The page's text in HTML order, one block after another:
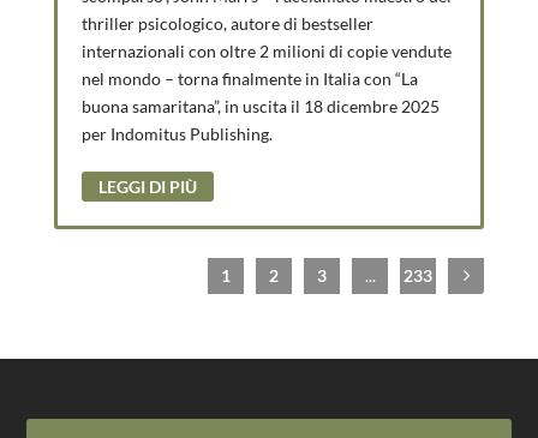
thriller psicologico, autore di bestseller
internazionali con oltre 2 milioni di copie vendute
nel mondo – torna finalmente in Italia con “La
buona samaritana”, in uscita il 18 dicembre 2025
per Indomitus Publishing.
LEGGI DI PIÙ
1 2 3 ... 233